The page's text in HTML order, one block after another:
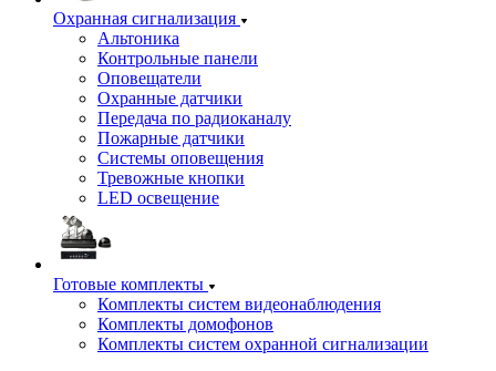
Охранная сигнализация
Альтоника
Контрольные панели
Оповещатели
Охранные датчики
Передача по радиоканалу
Пожарные датчики
Системы оповещения
Тревожные кнопки
LED освещение
Готовые комплекты
Комплекты систем видеонаблюдения
Комплекты домофонов
Комплекты систем охранной сигнализации